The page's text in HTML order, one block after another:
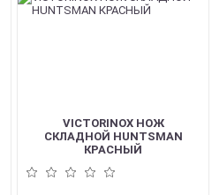
VICTORINOX НОЖ
СКЛАДНОЙ HUNTSMAN
КРАСНЫЙ